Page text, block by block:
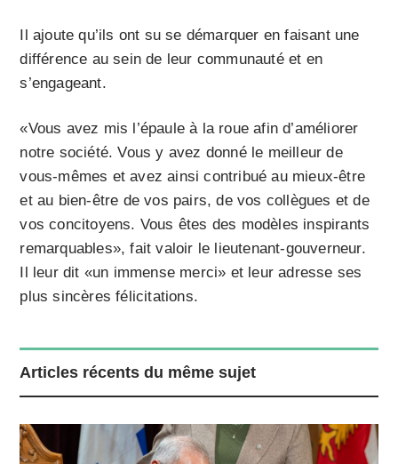
Il ajoute qu’ils ont su se démarquer en faisant une
différence au sein de leur communauté et en
s’engageant.
«Vous avez mis l’épaule à la roue afin d’améliorer
notre société. Vous y avez donné le meilleur de
vous-mêmes et avez ainsi contribué au mieux-être
et au bien-être de vos pairs, de vos collègues et de
vos concitoyens. Vous êtes des modèles inspirants
remarquables», fait valoir le lieutenant-gouverneur.
Il leur dit «un immense merci» et leur adresse ses
plus sincères félicitations.
Articles récents du même sujet